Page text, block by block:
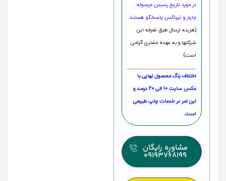
در مورد تاریخ رسیدن مرسوله
چاپار و تیپاکس پاسخگو هستند.
(هزینه ارسال طبق تعرفه این
شرکتها و به عهده مشتری گرامی
است)
اختلاف رنگ محصول نهایی با
عکس سایت 10 الی 20 درصد و
این امر در خدمات چاپ طبیعی
است.
مشاوره رایگان
09193768199